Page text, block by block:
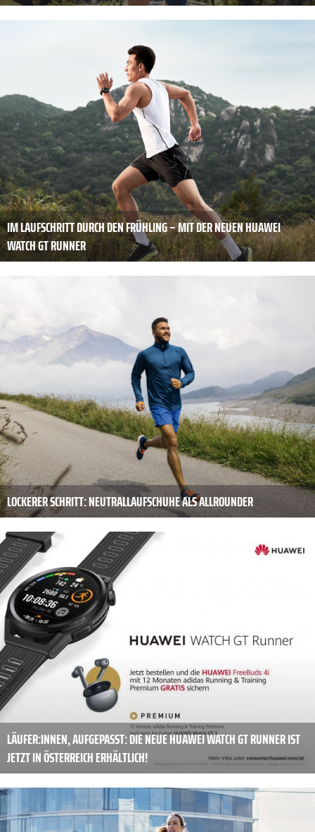
IM LAUFSCHRITT DURCH DEN FRÜHLING – MIT DER NEUEN HUAWEI
WATCH GT RUNNER
LOCKERER SCHRITT: NEUTRALLAUFSCHUHE ALS ALLROUNDER
LÄUFER:INNEN, AUFGEPASST: DIE NEUE HUAWEI WATCH GT RUNNER IST
JETZT IN ÖSTERREICH ERHÄLTLICH!